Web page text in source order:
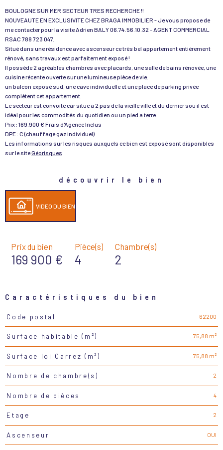
BOULOGNE SUR MER SECTEUR TRES RECHERCHE !!
NOUVEAUTE EN EXCLUSIVITE CHEZ BRAGA IMMOBILIER - Je vous propose de
me contacter pour la visite Adrien BALY 06.74.56.10.32 - AGENT COMMERCIAL
RSAC 788 723 047.
Situé dans une résidence avec ascenseur ce très bel appartement entiérement
rénové, sans travaux est parfaitement exposé !
Il possède 2 agréables chambres avec placards, une salle de bains rénovée, une
cuisine récente ouverte sur une lumineuse pièce de vie.
un balcon exposé sud, une cave individuelle et une place de parking privée
complètent cet appartement.
Le secteur est convoité car situé a 2 pas de la vieille ville et du dernier sou il est
idéal pour les commodités du quotidien ou un pied a terre.
Prix : 169.900 € Frais d'Agence Inclus
DPE : C (chauffage gaz individuel)
Les informations sur les risques auxquels ce bien est exposé sont disponibles
sur le siteGéorisques
découvrir le bien
VIDEO DU BIEN
Prix du bien
169 900 €
Pièce(s)
4
Chambre(s)
2
Caractéristiques du bien
Caractéristiques
Code postal 62200
Surface habitable (m²) 75,88 m²
Surface loi Carrez (m²) 75,88 m²
Nombre de chambre(s) 2
Nombre de pièces 4
Etage 2
Ascenseur OUI